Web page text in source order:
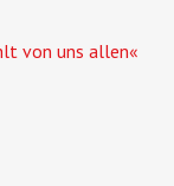
von uns allen«